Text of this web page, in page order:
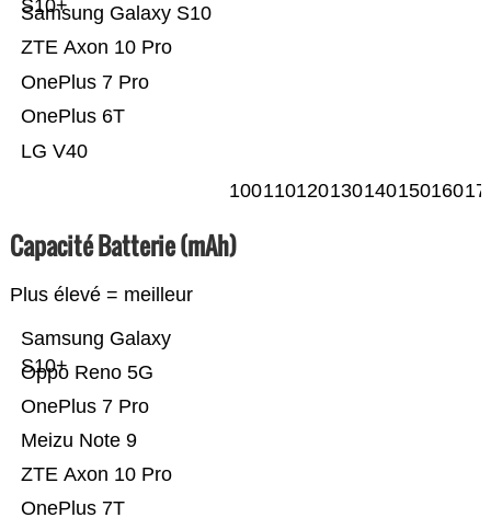
LG V40
OnePlus 6T
OnePlus 7 Pro
ZTE Axon 10 Pro
Samsung Galaxy S10
S10+
100110120130140150160
Capacité Batterie (mAh)
Plus élevé = meilleur
OnePlus 7T
ZTE Axon 10 Pro
Meizu Note 9
OnePlus 7 Pro
Oppo Reno 5G
Samsung Galaxy
S10+